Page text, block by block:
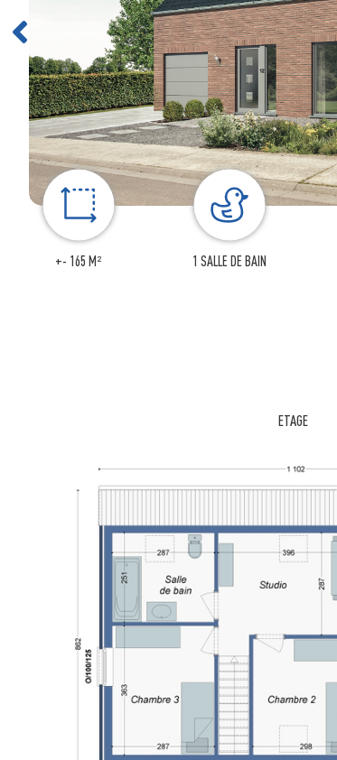
+- 165 M² 1 SALLE DE BAIN
ETAGE